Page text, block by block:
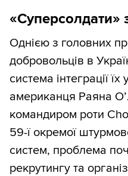
«Суперсолдати»
Однією з головних
добровольців в
система інтеграції
американця Раяна
командиром роти
59-ї окремої
систем, проблема
рекрутингу та